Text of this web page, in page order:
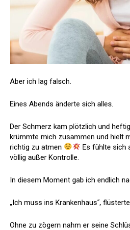
Aber ich lag falsch.
Eines Abends änderte sich alles.
Der Schmerz kam plötzlich und
krümmte mich zusammen und hielt
richtig zu atmen
Es fühlte sich
völlig außer Kontrolle.
In diesem Moment gab ich endlich
„Ich muss ins Krankenhaus“,
Ohne zu zögern nahm er seine